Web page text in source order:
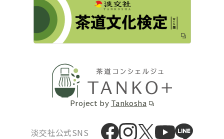
Project by Tankosha
淡交社公式SNS